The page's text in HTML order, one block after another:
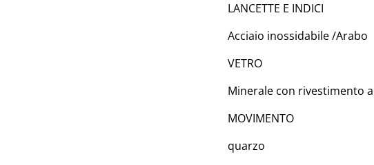
LANCETTE E INDICI
Acciaio inossidabile /Arabo
VETRO
Minerale con rivestimento
MOVIMENTO
quarzo